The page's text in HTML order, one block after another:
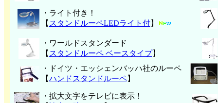
・ライト付き！
【 スタンドルーペLEDライト付】
・ワールドスタンダード
【 スタンドルーペ ベースタイプ】
・ドイツ・エッシェンバッハ社のルーペ
【ハンド スタンドルーペ】
・拡大文字をテレビに表示！